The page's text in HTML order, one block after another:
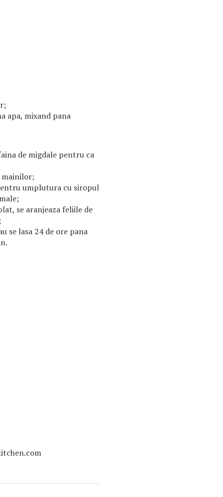
apa, mixand pana
de migdale pentru ca
umplutura cu siropul
se aranjeaza feliile de
se lasa 24 de ore pana